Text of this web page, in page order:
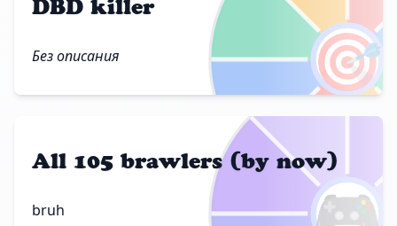
🎯
DBD killer
Без описания
All 105 brawlers (by now)
bruh